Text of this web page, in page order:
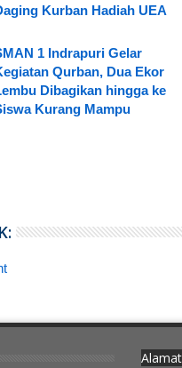
Kurban Hadiah UEA
1 Indrapuri Gelar
Qurban, Dua Ekor
Dibagikan hingga ke
Kurang Mampu